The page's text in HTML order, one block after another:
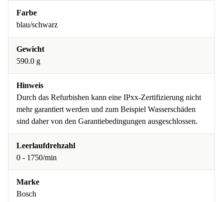
Farbe
blau/schwarz
Gewicht
590.0 g
Hinweis
Durch das Refurbishen kann eine IPxx-Zertifizierung nicht
mehr garantiert werden und zum Beispiel Wasserschäden
sind daher von den Garantiebedingungen ausgeschlossen.
Leerlaufdrehzahl
0 - 1750/min
Marke
Bosch